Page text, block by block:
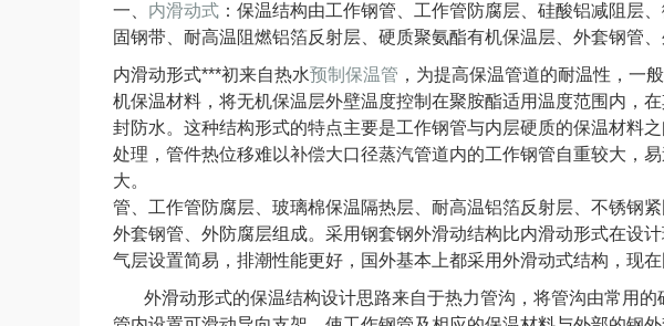
一、 内滑动式 ：保温结构由工作钢管、工作管防腐层、硅酸铝减阻层
固钢带、耐高温阻燃铝箔反射层、硬质聚氨酯有机保温层、外套钢管、
内滑动形式***初来自热水预制保温管 ，为提高保温管道的耐温性，一
机保温材料，将无机保温层外壁温度控制在聚胺酯适用温度范围内，
封防水。这种结构形式的特点主要是工作钢管与内层硬质的保温材料
处理，管件热位移难以补偿大口径蒸汽管道内的工作钢管自重较大，
大。 二、外滑动式：保
管、工作管防腐层、玻璃棉保温隔热层、耐高温铝箔反射层、不锈钢
外套钢管、外防腐层组成。采用钢套钢外滑动结构比内滑动形式在设
气层设置简易，排潮性能更好，国外基本上都采用外滑动式结构，现
外滑动形式的保温结构设计思路来自于热力管沟，将管沟由常用的